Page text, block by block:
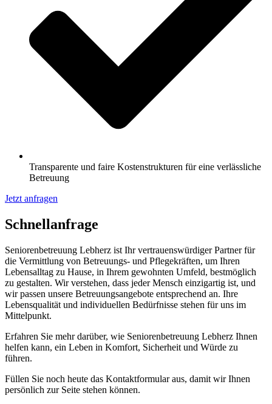
Transparente und faire Kostenstrukturen für eine verlässliche
Betreuung
Jetzt anfragen
Schnell­anfrage
Seniorenbetreuung Lebherz ist Ihr vertrauenswürdiger Partner für
die Vermittlung von Betreuungs- und Pflegekräften, um Ihren
Lebensalltag zu Hause, in Ihrem gewohnten Umfeld, bestmöglich
zu gestalten. Wir verstehen, dass jeder Mensch einzigartig ist, und
wir passen unsere Betreuungsangebote entsprechend an. Ihre
Lebensqualität und individuellen Bedürfnisse stehen für uns im
Mittelpunkt.
Erfahren Sie mehr darüber, wie Seniorenbetreuung Lebherz Ihnen
helfen kann, ein Leben in Komfort, Sicherheit und Würde zu
führen.
Füllen Sie noch heute das Kontaktformular aus, damit wir Ihnen
persönlich zur Seite stehen können.